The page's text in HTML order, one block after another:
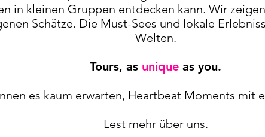
in kleinen Gruppen entdecken kann. Wir
Schätze. Die Must-Sees und lokale
Welten.
Tours, as unique as you.
es kaum erwarten, Heartbeat Moments mit
Lest mehr über uns.